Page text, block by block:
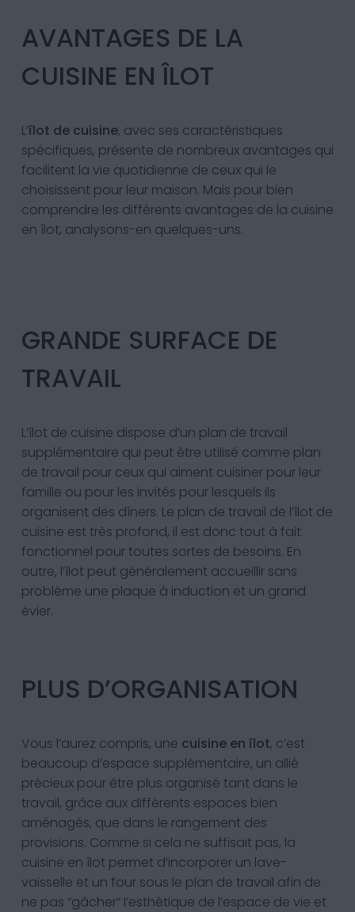
AVANTAGES DE LA
CUISINE EN ÎLOT
L’îlot de cuisine, avec ses caractéristiques
spécifiques, présente de nombreux avantages qui
facilitent la vie quotidienne de ceux qui le
choisissent pour leur maison. Mais pour bien
comprendre les différents avantages de la cuisine
en îlot, analysons-en quelques-uns.
GRANDE SURFACE DE
TRAVAIL
L’îlot de cuisine dispose d’un plan de travail
supplémentaire qui peut être utilisé comme plan
de travail pour ceux qui aiment cuisiner pour leur
famille ou pour les invités pour lesquels ils
organisent des dîners. Le plan de travail de l’îlot de
cuisine est très profond, il est donc tout à fait
fonctionnel pour toutes sortes de besoins. En
outre, l’îlot peut généralement accueillir sans
problème une plaque à induction et un grand
évier.
PLUS D’ORGANISATION
Vous l’aurez compris, une cuisine en îlot, c’est
beaucoup d’espace supplémentaire, un allié
précieux pour être plus organisé tant dans le
travail, grâce aux différents espaces bien
aménagés, que dans le rangement des
provisions. Comme si cela ne suffisait pas, la
cuisine en îlot permet d’incorporer un lave-
vaisselle et un four sous le plan de travail afin de
ne pas “gâcher” l’esthétique de l’espace de vie et